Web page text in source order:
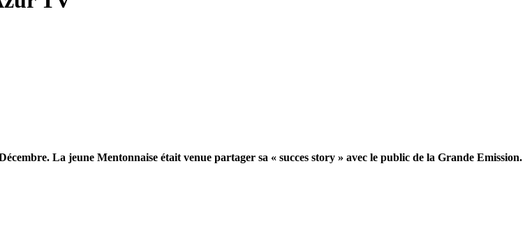
La jeune Mentonnaise était venue partager sa « succes story » avec le public de la Grande Emission.